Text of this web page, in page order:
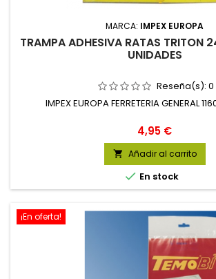
MARCA: IMPEX EUROPA
TRAMPA ADHESIVA RATAS TRITON
UNIDADES
Reseña(s): 0
IMPEX EUROPA FERRETERIA GENERAL
Precio
4,95 €
 Añadir al carrito
 En stock
¡En oferta!